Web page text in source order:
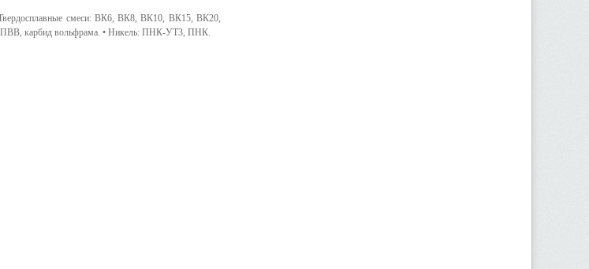
Твердосплавные смеси: ВК6, ВК8, ВК10, ВК15, ВК20,
карбид вольфрама. • Никель: ПНК-УТ3, ПНК.